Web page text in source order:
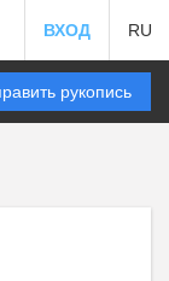
ВХОД RU
рукопись